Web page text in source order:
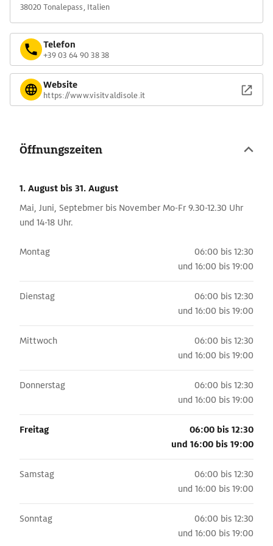
38020 Tonalepass, Italien
Telefon
+39 03 64 90 38 38
Website
https://www.visitvaldisole.it
Öffnungszeiten
1. August bis 31. August
Mai, Juni, Septebmer bis November Mo-Fr 9.30-12.30 Uhr
und 14-18 Uhr.
Montag
06:00 bis 12:30
und 16:00 bis 19:00
Dienstag
06:00 bis 12:30
und 16:00 bis 19:00
Mittwoch
06:00 bis 12:30
und 16:00 bis 19:00
Donnerstag
06:00 bis 12:30
und 16:00 bis 19:00
Freitag
06:00 bis 12:30
und 16:00 bis 19:00
Samstag
06:00 bis 12:30
und 16:00 bis 19:00
Sonntag
06:00 bis 12:30
und 16:00 bis 19:00